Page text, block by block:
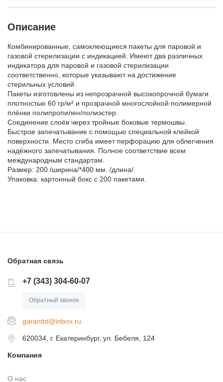
Описание
Комбинированные, самоклеющиеся пакеты для паровой и
газовой стерилизации с индикацией. Имеют два различных
индикатора для паровой и газовой стерилизации
соответственно, которые указывают на достижение
стерильных условий.
Пакеты изготовлены из непрозрачной высокопрочной бумаги
плотностью 60 гр/м² и прозрачной многослойной полимерной
плёнки полипропилен/полиэстер.
Соединение слоёв через тройные боковые термошвы.
Быстрое запечатывание с помощью специальной клейкой
поверхности. Место сгиба имеет перфорацию для облегчения
надёжного запечатывания. Полное соответствие всем
международным стандартам.
Размер: 200 /ширина/*400 мм. /длина/.
Упаковка: картонный бокс с 200 пакетами.
Обратная связь
+7 (343) 304-60-07
Обратный звонок
garanttd@inbox.ru
620034, г. Екатеринбург, ул. Бебеля, 124
Компания
О нас